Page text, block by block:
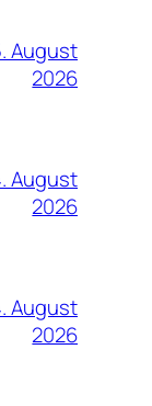
August
2026
August
2026
August
2026